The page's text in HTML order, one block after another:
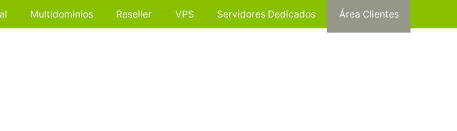
Multidominios Reseller VPS Servidores Dedicados Área Clientes